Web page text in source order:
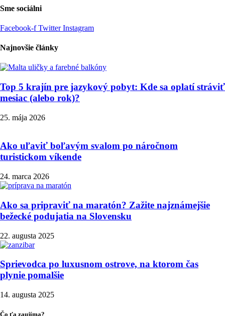
Sme sociálni
Facebook-f Twitter Instagram
Najnovšie články
Top 5 krajín pre jazykový pobyt: Kde sa oplatí stráviť
mesiac (alebo rok)?
25. mája 2026
Ako uľaviť boľavým svalom po náročnom
turistickom víkende
24. marca 2026
Ako sa pripraviť na maratón? Zažite najznámejšie
bežecké podujatia na Slovensku
22. augusta 2025
Sprievodca po luxusnom ostrove, na ktorom čas
plynie pomalšie
14. augusta 2025
Čo ťa zaujíma?